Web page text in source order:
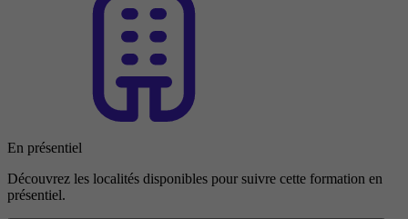
En présentiel
Découvrez les localités disponibles pour suivre cette formation en
présentiel.